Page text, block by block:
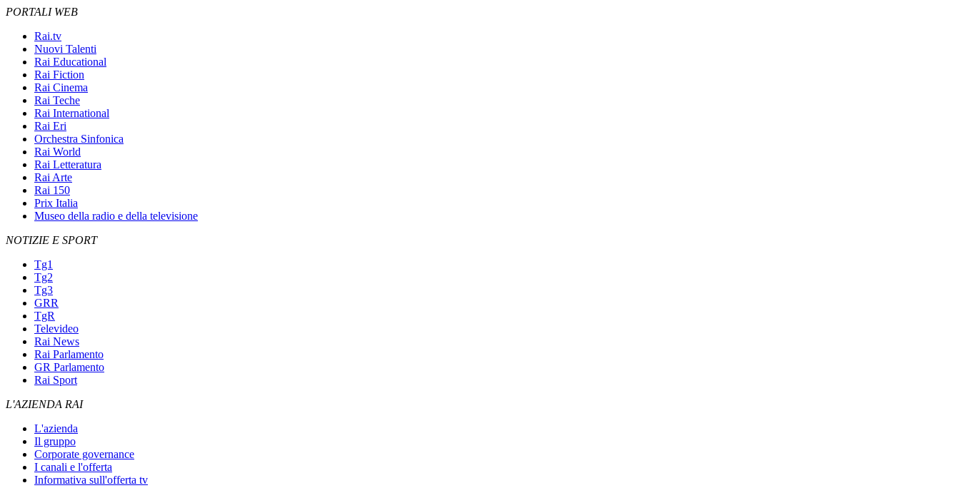
PORTALI WEB
Rai.tv
Nuovi Talenti
Rai Educational
Rai Fiction
Rai Cinema
Rai Teche
Rai International
Rai Eri
Orchestra Sinfonica
Rai World
Rai Letteratura
Rai Arte
Rai 150
Prix Italia
Museo della radio e della televisione
NOTIZIE E SPORT
Tg1
Tg2
Tg3
GRR
TgR
Televideo
Rai News
Rai Parlamento
GR Parlamento
Rai Sport
L'AZIENDA RAI
L'azienda
Il gruppo
Corporate governance
I canali e l'offerta
Informativa sull'offerta tv